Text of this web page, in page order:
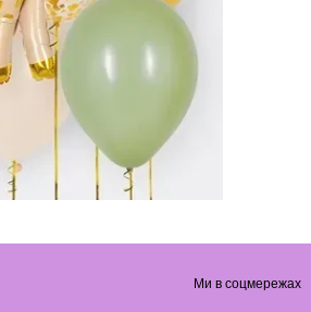
Ми в соцмережах